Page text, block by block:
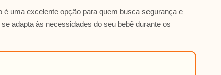
uma excelente opção para quem busca segurança e
adapta às necessidades do seu bebê durante os